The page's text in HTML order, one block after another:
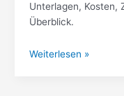
Unterlagen, Kosten,
Überblick.
Weiterlesen »